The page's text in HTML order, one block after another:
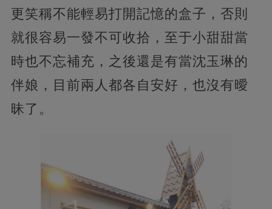
更笑稱不能輕易打開記憶的盒子，否則
就很容易一發不可收拾，至于小甜甜當
時也不忘補充，之後還是有當沈玉琳的
伴娘，目前兩人都各自安好，也沒有曖
昧了。